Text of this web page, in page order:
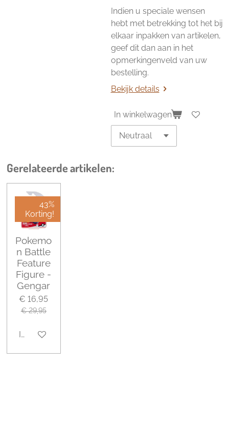
Indien u speciale wensen
hebt met betrekking tot het bij
elkaar inpakken van artikelen,
geef dit dan aan in het
opmerkingenveld van uw
bestelling.
Bekijk details
In winkelwagen
Gerelateerde artikelen:
43%
Korting!
Pokemo
n Battle
Feature
Figure -
Gengar
€ 16,95
€ 29,95
In winkelwagen